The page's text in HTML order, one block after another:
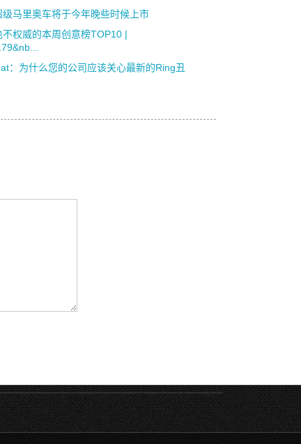
级马里奥车将于今年晚些时候上市
不权威的本周创意榜TOP10 |
：为什么您的公司应该关心最新的Ring丑